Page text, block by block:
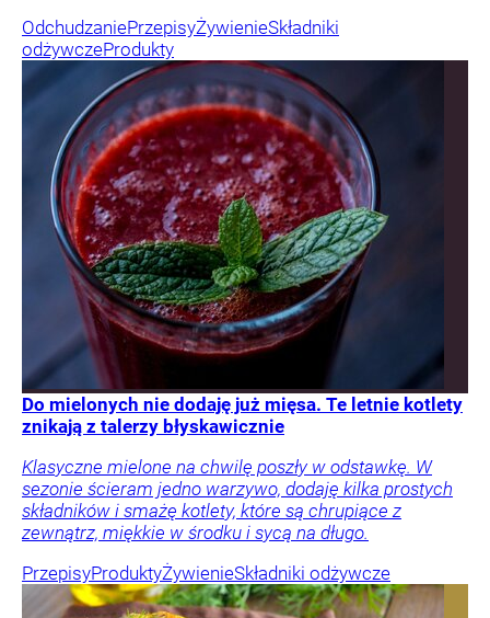
OdchudzaniePrzepisyŻywienieSkładniki
odżywczeProdukty
Do mielonych nie dodaję już mięsa. Te letnie kotlety
znikają z talerzy błyskawicznie
Klasyczne mielone na chwilę poszły w odstawkę. W
sezonie ścieram jedno warzywo, dodaję kilka prostych
składników i smażę kotlety, które są chrupiące z
zewnątrz, miękkie w środku i sycą na długo.
PrzepisyProduktyŻywienieSkładniki odżywcze